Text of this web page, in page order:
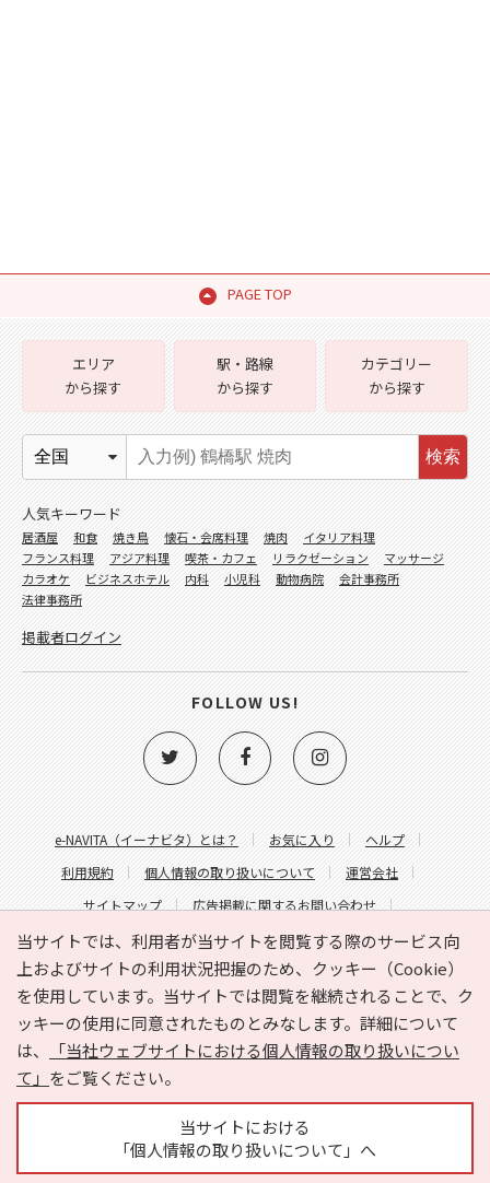
PAGE TOP
当サイトでは、利用者が当サイトを閲覧する際のサービス向
上およびサイトの利用状況把握のため、クッキー（Cookie）
を使用しています。当サイトでは閲覧を継続されることで、ク
ッキーの使用に同意されたものとみなします。詳細について
は、
「当社ウェブサイトにおける個人情報の取り扱いについ
て」 をご覧ください。
当サイトにおける
「個人情報の取り扱いについて」へ
e-NAVITA（イーナビタ）とは？ お気に入り
ヘルプ
利用規約
個人情報の取り扱いについて
運営会社
サイトマップ
広告掲載に関するお問い合わせ
サイトの内容に関するお問い合わせ
エリア
から探す
駅・路線
から探す
カテゴリー
から探す
検索
人気キーワード
居酒屋 和食 焼き鳥 懐石・会席料理 焼肉
イタリア料理
フランス料理
アジア料理 喫茶・カフェ リラクゼーション
マッサージ
カラオケ
ビジネスホテル 内科 小児科 動物病院
会計事務所
法律事務所
掲載者ログイン
FOLLOW US!
Copyright © HYOJITO.Co.,Ltd. All Rights Reserved.